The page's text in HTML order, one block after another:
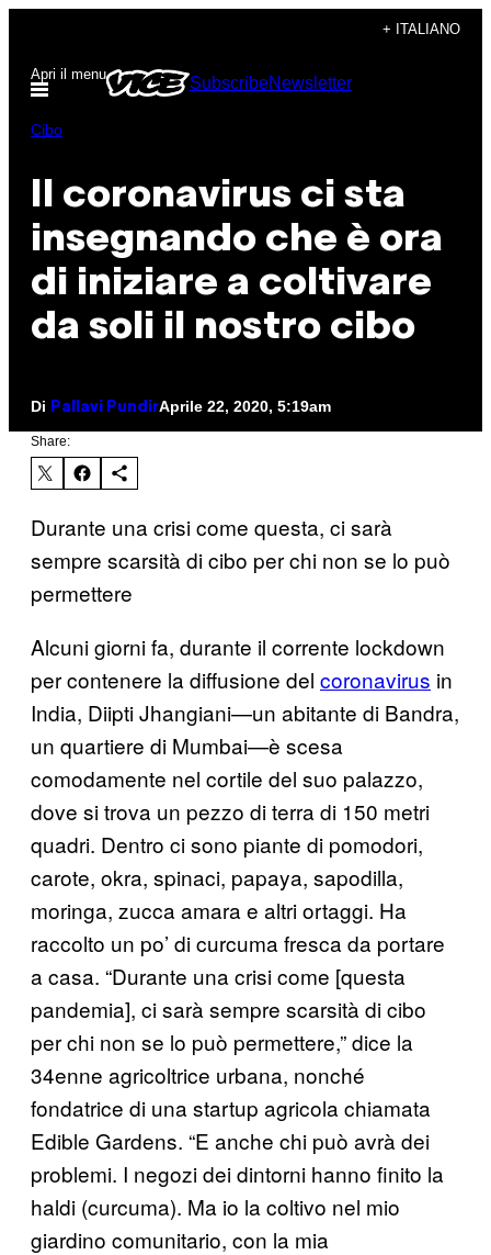
contenuto
+ ITALIANO
Apri il menu SubscribeNewsletter
Cibo
Il coronavirus ci sta
insegnando che è ora
di iniziare a coltivare
da soli il nostro cibo
Di Pallavi PundirAprile 22, 2020, 5:19am
Share:
Durante una crisi come questa, ci sarà
sempre scarsità di cibo per chi non se lo può
permettere
Alcuni giorni fa, durante il corrente lockdown
per contenere la diffusione del coronavirus in
India, Diipti Jhangiani—un abitante di Bandra,
un quartiere di Mumbai—è scesa
comodamente nel cortile del suo palazzo,
dove si trova un pezzo di terra di 150 metri
quadri. Dentro ci sono piante di pomodori,
carote, okra, spinaci, papaya, sapodilla,
moringa, zucca amara e altri ortaggi. Ha
raccolto un po’ di curcuma fresca da portare
a casa. “Durante una crisi come [questa
pandemia], ci sarà sempre scarsità di cibo
per chi non se lo può permettere,” dice la
34enne agricoltrice urbana, nonché
fondatrice di una startup agricola chiamata
Edible Gardens. “E anche chi può avrà dei
problemi. I negozi dei dintorni hanno finito la
haldi (curcuma). Ma io la coltivo nel mio
giardino comunitario, con la mia